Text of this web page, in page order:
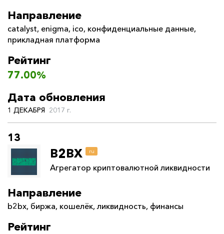
Направление
catalyst, enigma, ico, конфиденциальные данные,
прикладная платформа
Рейтинг
77.00%
Дата обновления
1 ДЕКАБРЯ 2017 г.
13
B2BX ru
Агрегатор криптовалютной ликвидности
Направление
b2bx, биржа, кошелёк, ликвидность, финансы
Рейтинг